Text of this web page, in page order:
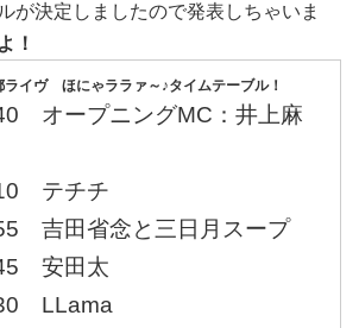
が決定しましたので発表しちゃいま
！
ライヴ ほにゃララァ～♪タイムテーブル！
オープニングMC：井上麻
テチチ
吉田省念と三日月スープ
安田太
LLama